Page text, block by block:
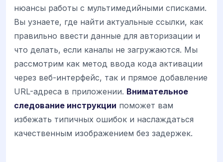
нюансы работы с мультимедийными списками.
Вы узнаете, где найти актуальные ссылки, как
правильно ввести данные для авторизации и
что делать, если каналы не загружаются. Мы
рассмотрим как метод ввода кода активации
через веб-интерфейс, так и прямое добавление
URL-адреса в приложении. Внимательное
следование инструкции поможет вам
избежать типичных ошибок и наслаждаться
качественным изображением без задержек.